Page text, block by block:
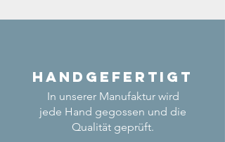
Handgefertigt
In unserer Manufaktur wird
jede Hand gegossen und die
Qualität geprüft.